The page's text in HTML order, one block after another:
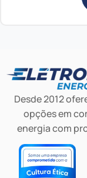
Desde 2012
opções em
energia com